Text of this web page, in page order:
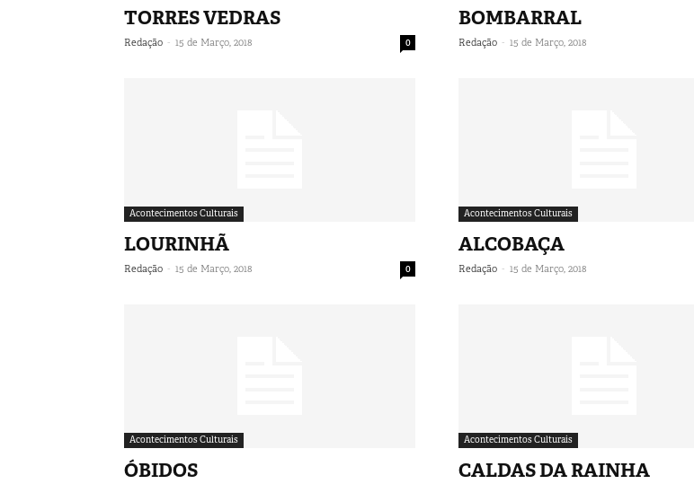
TORRES VEDRAS
Redação - 15 de Março, 2018 0
BOMBARRAL
Redação - 15 de Março, 2018
Acontecimentos Culturais
LOURINHÃ
Redação - 15 de Março, 2018 0
Acontecimentos Culturais
ALCOBAÇA
Redação - 15 de Março, 2018
Acontecimentos Culturais
ÓBIDOS
Acontecimentos Culturais
CALDAS DA RAINHA